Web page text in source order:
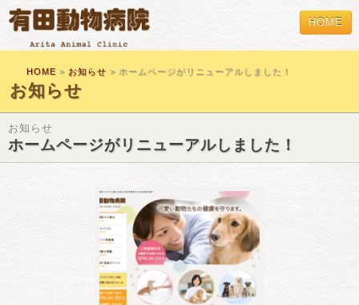
HOME
HOME > お知らせ > ホームページがリニューアルしました！
お知らせ
お知らせ
ホームページがリニューアルしました！